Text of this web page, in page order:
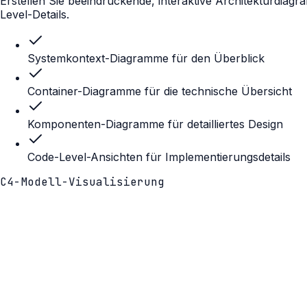
Level-Details.
Systemkontext-Diagramme für den Überblick
Container-Diagramme für die technische Übersicht
Komponenten-Diagramme für detailliertes Design
Code-Level-Ansichten für Implementierungsdetails
C4-Modell-Visualisierung